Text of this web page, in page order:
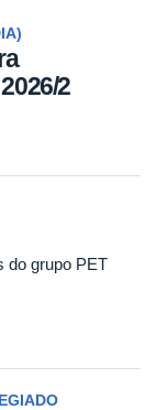
2
do grupo PET